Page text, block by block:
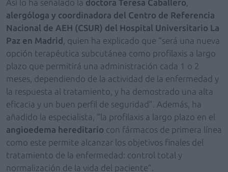
Así lo ha señalado la doctora Teresa Caballero
alergóloga y coordinadora del Centro de Referencia
Nacional de AEH (CSUR) del Hospital Universitario La
Paz en Madrid , quien ha explicado que “será una nueva
opción terapéutica subcutánea como profilaxis a largo
plazo que permitirá una administración cada 1 o 2
meses, dependiendo de la actividad de la enfermedad y
la respuesta al tratamiento, y ha demostrado una alta
eficacia y un buen perfil de seguridad”. Además, ha
añadido la especialista, “la profilaxis a largo plazo en el
angioedema hereditario con fármacos de primera línea
como este permite alcanzar los objetivos finales del
tratamiento de la enfermedad: control total y
normalización de la vida del paciente”.